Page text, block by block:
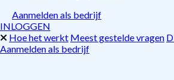
Aanmelden als bedrijf
INLOGGEN
Hoe het werkt Meest gestelde vragen
Aanmelden als bedrijf